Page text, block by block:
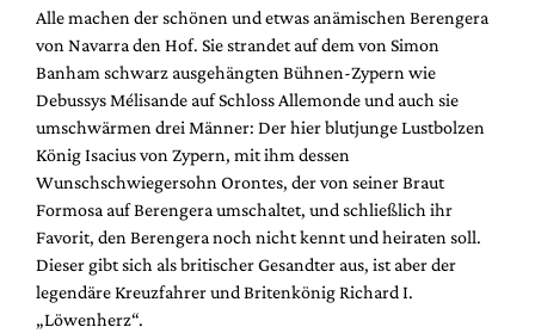
Shop / Abo
Newsletter
Redaktion
Autor:innen
Partner
Mediadaten
Suche
Alle machen der schönen und etwas anämischen Berengera
von Navarra den Hof. Sie strandet auf dem von Simon
Banham schwarz ausgehängten Bühnen-Zypern wie
Debussys Mélisande auf Schloss Allemonde und auch sie
umschwärmen drei Männer: Der hier blutjunge Lustbolzen
König Isacius von Zypern, mit ihm dessen
Wunschschwiegersohn Orontes, der von seiner Braut
Formosa auf Berengera umschaltet, und schließlich ihr
Favorit, den Berengera noch nicht kennt und heiraten soll.
Dieser gibt sich als britischer Gesandter aus, ist aber der
legendäre Kreuzfahrer und Britenkönig Richard I.
„Löwenherz“.